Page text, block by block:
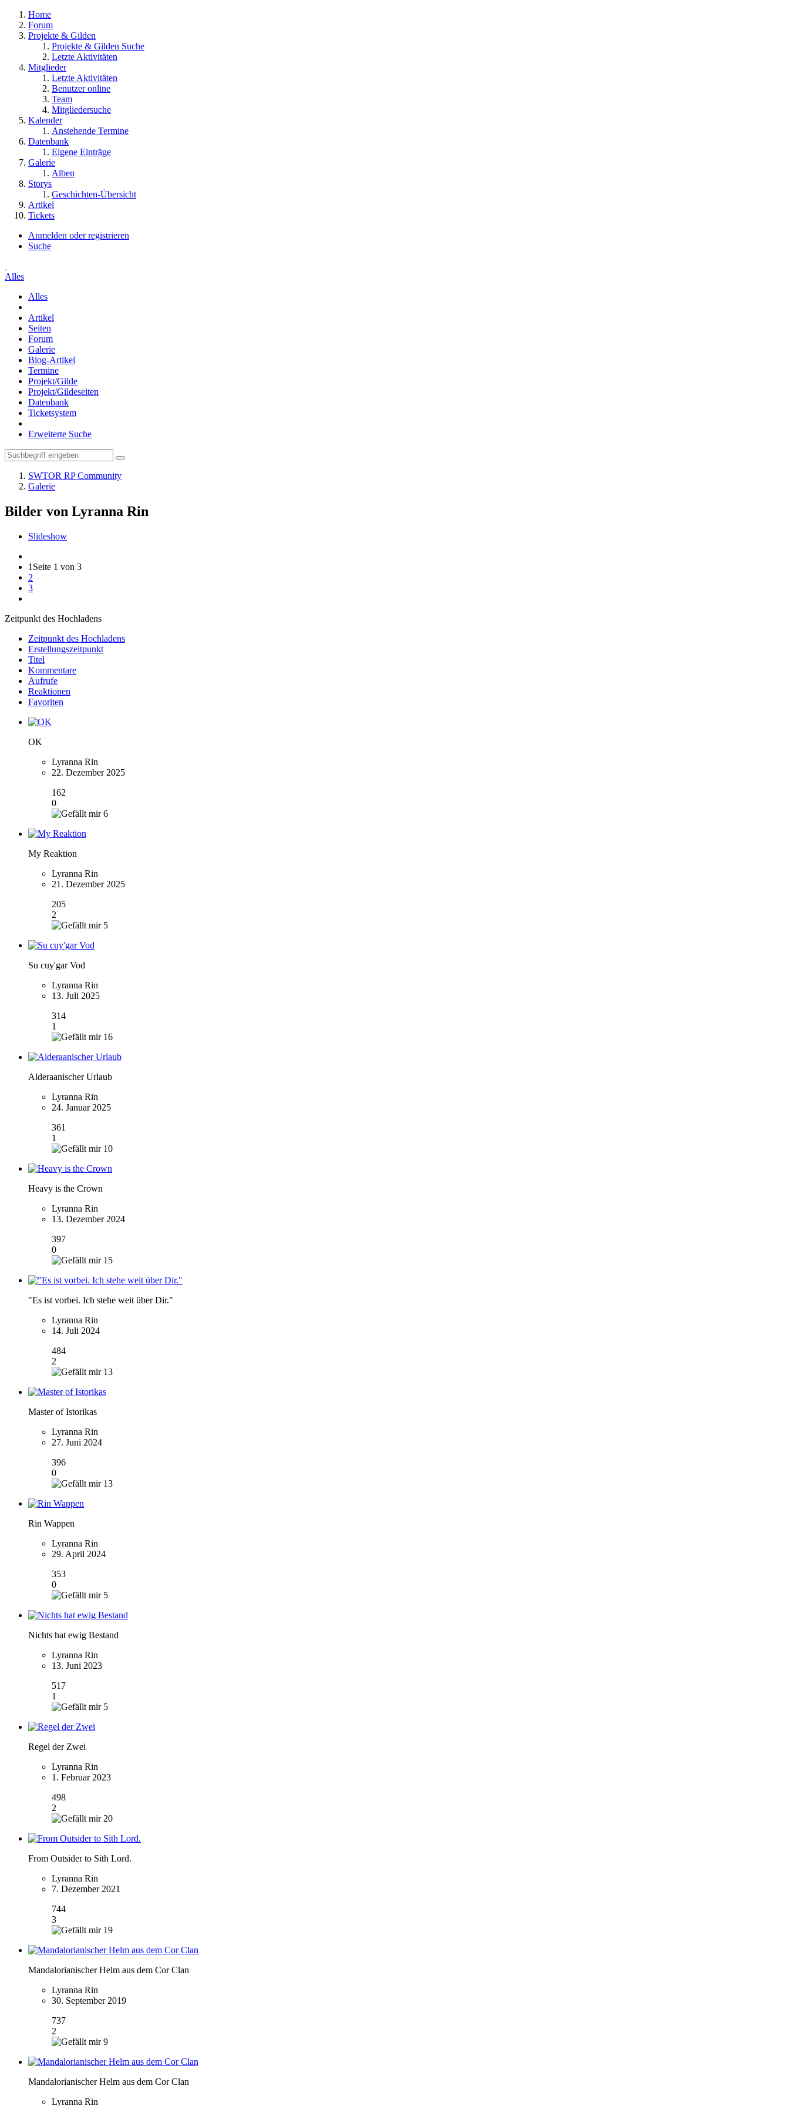
Home
Forum
Projekte & Gilden
Projekte & Gilden Suche
Letzte Aktivitäten
Mitglieder
Letzte Aktivitäten
Benutzer online
Team
Mitgliedersuche
Kalender
Anstehende Termine
Datenbank
Eigene Einträge
Galerie
Alben
Storys
Geschichten-Übersicht
Artikel
Tickets
Anmelden oder registrieren
Suche
Alles
Alles
Artikel
Seiten
Forum
Galerie
Blog-Artikel
Termine
Projekt/Gilde
Projekt/Gildeseiten
Datenbank
Ticketsystem
Erweiterte Suche
SWTOR RP Community
Galerie
Bilder von Lyranna Rin
Slideshow
1 Seite 1 von 3
2
3
Zeitpunkt des Hochladens
Zeitpunkt des Hochladens
Erstellungszeitpunkt
Titel
Kommentare
Aufrufe
Reaktionen
Favoriten
OK
Lyranna Rin
22. Dezember 2025
162
0
6
My Reaktion
Lyranna Rin
21. Dezember 2025
205
2
5
Su cuy'gar Vod
Lyranna Rin
13. Juli 2025
314
1
16
Alderaanischer Urlaub
Lyranna Rin
24. Januar 2025
361
1
10
Heavy is the Crown
Lyranna Rin
13. Dezember 2024
397
0
15
"Es ist vorbei. Ich stehe weit über Dir."
Lyranna Rin
14. Juli 2024
484
2
13
Master of Istorikas
Lyranna Rin
27. Juni 2024
396
0
13
Rin Wappen
Lyranna Rin
29. April 2024
353
0
5
Nichts hat ewig Bestand
Lyranna Rin
13. Juni 2023
517
1
5
Regel der Zwei
Lyranna Rin
1. Februar 2023
498
2
20
From Outsider to Sith Lord.
Lyranna Rin
7. Dezember 2021
744
3
19
Mandalorianischer Helm aus dem Cor Clan
Lyranna Rin
30. September 2019
737
2
9
Mandalorianischer Helm aus dem Cor Clan
Lyranna Rin